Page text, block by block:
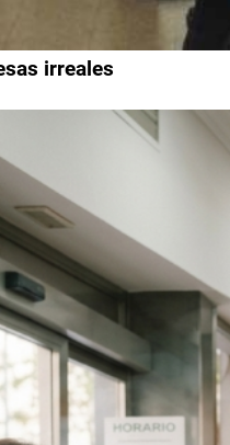
irreales